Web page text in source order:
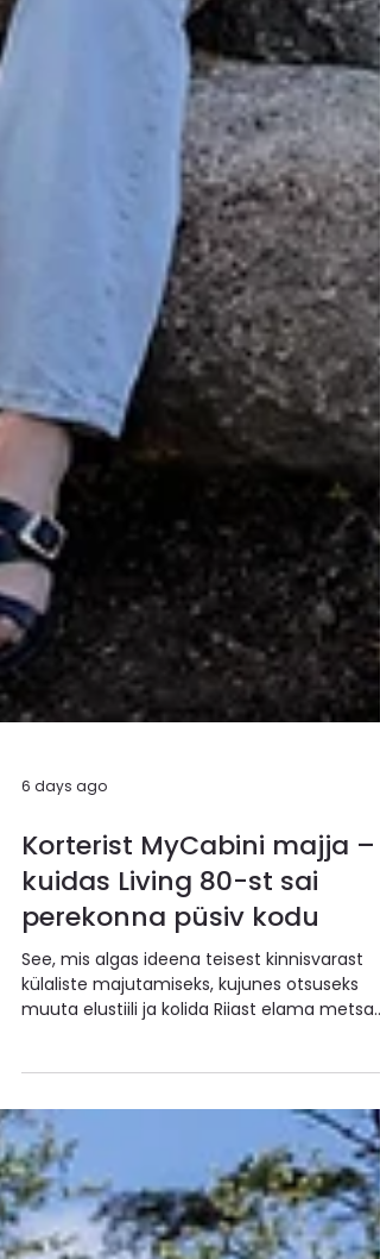
6 days ago
Korterist MyCabini majja –
kuidas Living 80-st sai
perekonna püsiv kodu
muuta elustiili ja kolida Riiast elama metsa
rüppe. Juba esimestel päevadel MyCabin
Living 80 majas mõistis pere, et
linnakorterisse tagasi enam ei taha. Rahu,
avaruse tunne ja elu looduse lähedal
osutusidki just selleks, mida nad olid otsinud.